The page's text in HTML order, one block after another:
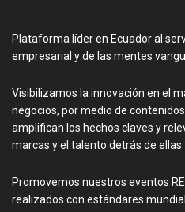
Plataforma líder en Ecuador al
empresarial y de las mentes
Visibilizamos la innovación en el
negocios, por medio de
amplifican los hechos claves y
marcas y el talento detrás de ellas.
Promovemos nuestros eventos
realizados con estándares